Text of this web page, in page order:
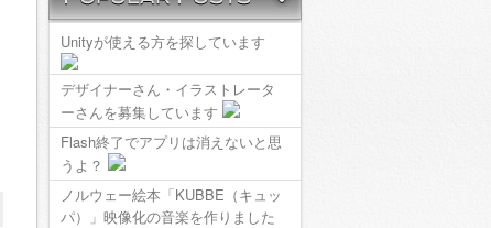
Unityが使える方を探しています
デザイナーさん・イラストレータ
ーさんを募集しています
Flash終了でアプリは消えないと思
うよ？
ノルウェー絵本「KUBBE（キュッ
パ）」映像化の音楽を作りました